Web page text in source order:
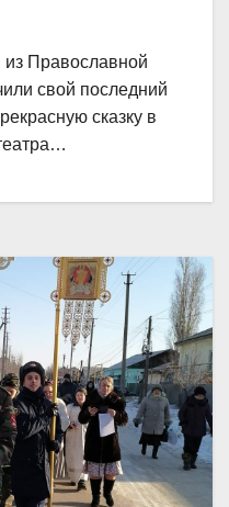
из Православной
свой последний
сказку в